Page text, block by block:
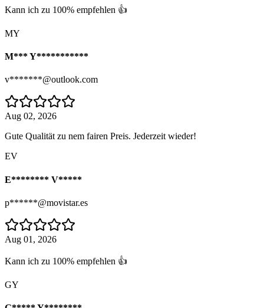
Kann ich zu 100% empfehlen 👍
MY
M*** Y***********
v*******@outlook.com
Aug 02, 2026
Gute Qualität zu nem fairen Preis. Jederzeit wieder!
EV
E******** V*****
p******@movistar.es
Aug 01, 2026
Kann ich zu 100% empfehlen 👍
GY